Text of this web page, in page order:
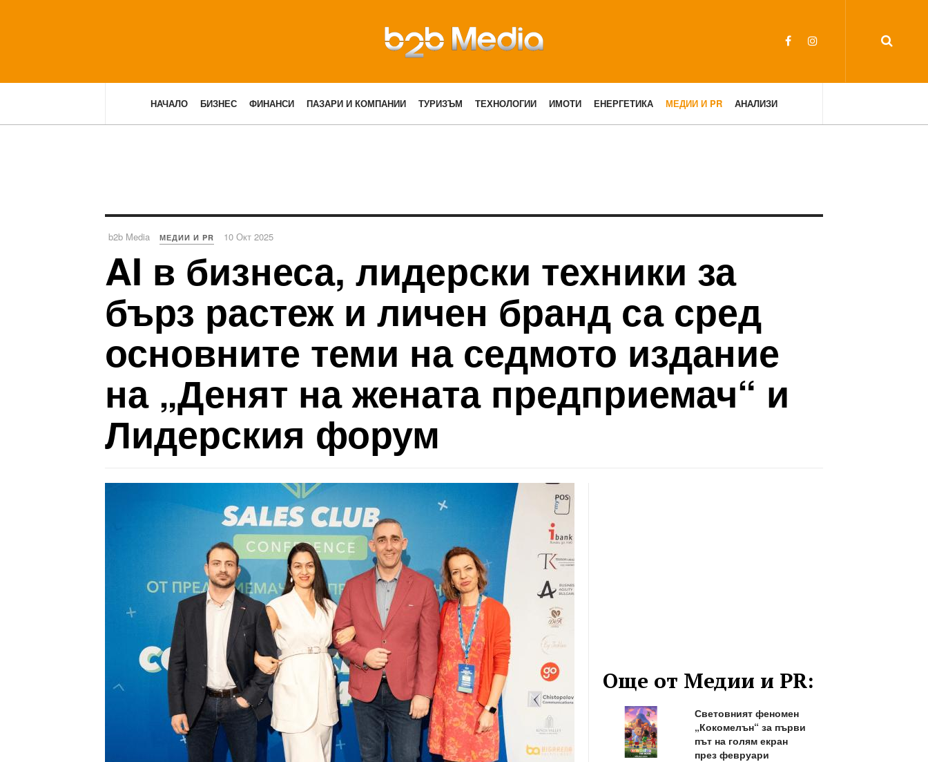
НАЧАЛО БИЗНЕС ФИНАНСИ ПАЗАРИ И КОМПАНИИ ТУРИЗЪМ ТЕХНОЛОГИИ ИМОТИ ЕНЕРГЕТИКА МЕДИИ И PR АНАЛИЗИ
b2b Media МЕДИИ И PR 10 Окт 2025
AI в бизнеса, лидерски техники за
бърз растеж и личен бранд са сред
основните теми на седмото издание
на „Денят на жената предприемач“ и
Лидерския форум
Още от Медии и PR:
Световният феномен
„Кокомелън“ за първи
път на голям екран
през февруари